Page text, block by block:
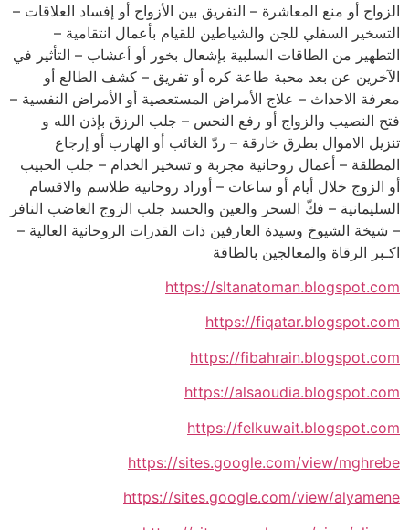
الزواج أو منع المعاشرة – التفريق بين الأزواج أو إفساد العلاقات –
التسخير السفلي للجن والشياطين للقيام بأعمال انتقامية –
التطهير من الطاقات السلبية بإشعال بخور أو أعشاب – التأثير في
الآخرين عن بعد محبة طاعة كره أو تفريق – كشف الطالع أو
معرفة الاحداث – علاج الأمراض المستعصية أو الأمراض النفسية –
فتح النصيب والزواج أو رفع النحس – جلب الرزق بإذن الله و
تنزيل الاموال بطرق خارقة – ردّ الغائب أو الهارب أو إرجاع
المطلقة – أعمال روحانية مجربة و تسخير الخدام – جلب الحبيب
أو الزوج خلال أيام أو ساعات – أوراد روحانية طلاسم والاقسام
السليمانية – فكّ السحر والعين والحسد جلب الزوج الغاضب النافر
– شيخة الشيوخ وسيدة العارفين ذات القدرات الروحانية العالية –
اكـبر الرقاة والمعالجين بالطاقة
https://sltanatoman.blogspot.com
https://fiqatar.blogspot.com
https://fibahrain.blogspot.com
https://alsaoudia.blogspot.com
https://felkuwait.blogspot.com
https://sites.google.com/view/mghrebe
https://sites.google.com/view/alyamene